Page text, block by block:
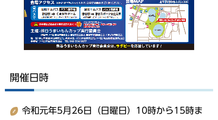
開催日時
令和元年5月26日（日曜日）10時から15時ま